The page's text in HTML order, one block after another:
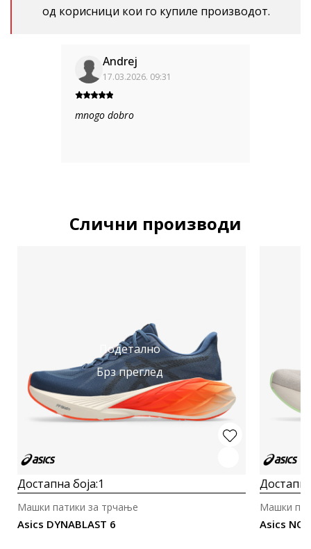
од корисници кои го купиле производот.
Andrej
17.03.2026. 09:31
mnogo dobro
Слични производи
Подетално
Брз преглед
Достапна боја:1
Asics DYNABLAST 6
Машки патики за трчање
Asics
Машки